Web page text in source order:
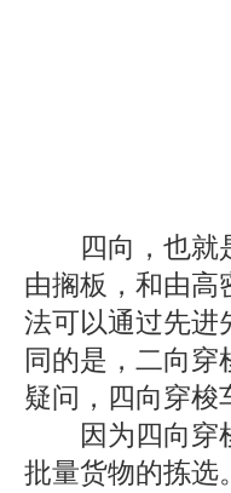
四向，也就是
由搁板，和由高
法可以通过先进
同的是，二向穿
疑问，四向穿梭
因为四向穿梭
批量货物的拣选